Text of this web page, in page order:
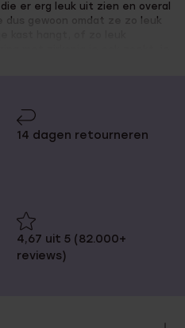
er erg leuk uit zien en overal
dus gewoon omdat ze zo leuk
ringen met
assortiment van Lucardi voor
voornamelijk op de dames
hoe de zirkonia is gebruikt.
soms als subtiel
14 dagen retourneren
4,67 uit 5 (82.000+
reviews)